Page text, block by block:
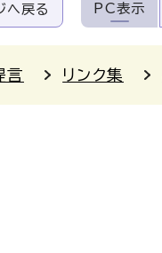
へ戻る PC表示
言 リンク集